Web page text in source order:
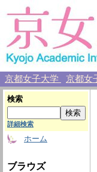
京都女子大学 京都女
検索
詳細検索
ホーム
ブラウズ